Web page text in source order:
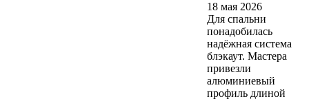
18 мая 2026
Для спальни
понадобилась
надёжная система
блэкаут. Мастера
привезли
алюминиевый
профиль длиной